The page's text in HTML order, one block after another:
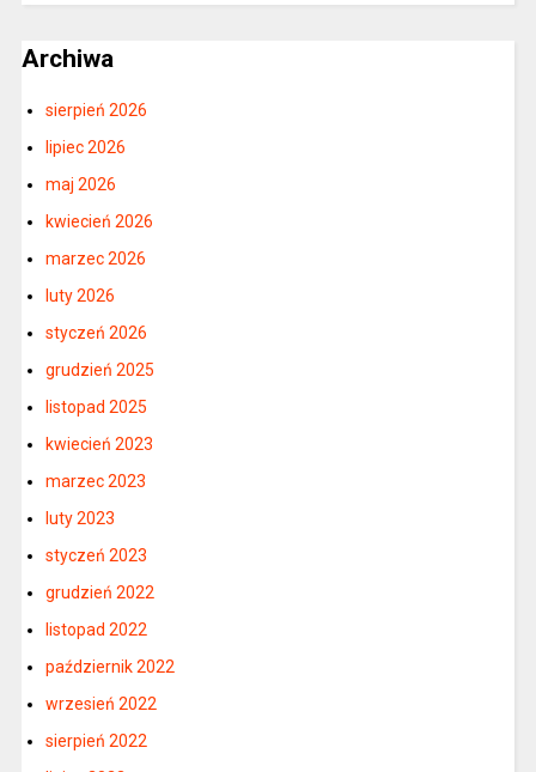
Archiwa
sierpień 2026
lipiec 2026
maj 2026
kwiecień 2026
marzec 2026
luty 2026
styczeń 2026
grudzień 2025
listopad 2025
kwiecień 2023
marzec 2023
luty 2023
styczeń 2023
grudzień 2022
listopad 2022
październik 2022
wrzesień 2022
sierpień 2022